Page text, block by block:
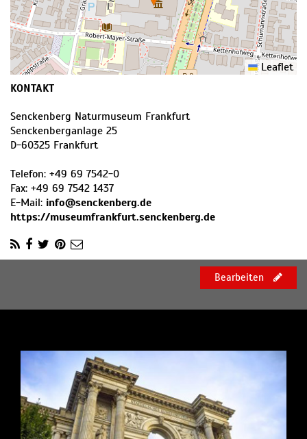
Leaflet
KONTAKT
Senckenberg Naturmuseum Frankfurt
Senckenberganlage 25
D-60325 Frankfurt
Telefon: +49 69 7542-0
Fax: +49 69 7542 1437
E-Mail: info@senckenberg.de
https://museumfrankfurt.senckenberg.de
Bearbeiten